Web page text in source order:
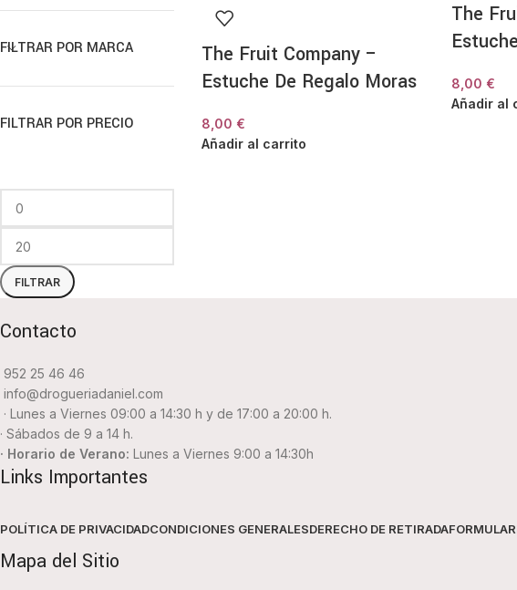
FILTRAR POR MARCA
FILTRAR POR PRECIO
FILTRAR
The Fruit Company –
Estuche De Regalo Moras
8,00 €
Añadir al carrito
The
8,00 €
Añadir al
Contacto
952 25 46 46
info@drogueriadaniel.com
· Lunes a Viernes 09:00 a 14:30 h y de 17:00 a 20:00 h.
· Sábados de 9 a 14 h.
· Horario de Verano: Lunes a Viernes 9:00 a 14:30h
Links Importantes
POLÍTICA DE PRIVACIDADCONDICIONES GENERALESDERECHO DE RETIRADA
Mapa del Sitio